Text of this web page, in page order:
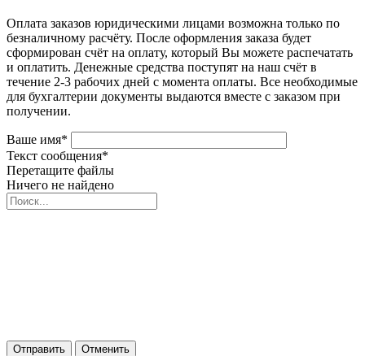
Оплата заказов юридическими лицами возможна только по
безналичному расчёту. После оформления заказа будет
сформирован счёт на оплату, который Вы можете распечатать
и оплатить. Денежные средства поступят на наш счёт в
течение 2-3 рабочих дней с момента оплаты. Все необходимые
для бухгалтерии документы выдаются вместе с заказом при
получении.
Ваше имя*
Текст сообщения*
Перетащите файлы
Ничего не найдено
Отправить Отменить